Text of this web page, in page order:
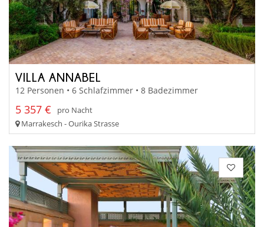
VILLA ANNABEL
12 Personen • 6 Schlafzimmer • 8 Badezimmer
5 357 €
pro Nacht
Marrakesch - Ourika Strasse